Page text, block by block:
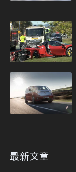
最新文章